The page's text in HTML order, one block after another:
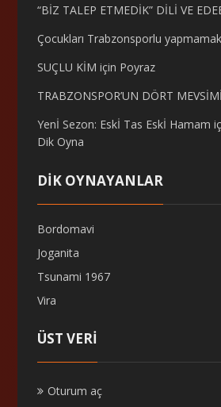
“BİZ TALEP ETMEDİK” DİLİ VE
Çocukları Trabzonsporlu
SUÇLU KİM için Poyraz
TRABZONSPOR’UN DÖRT MEVSİMİ
Yenİ Sezon: Eskİ Tas Eskİ Hamam
Dik Oyna
DİK OYNAYANLAR
Bordomavi
Joganita
Tsunami 1967
Vira
ÜST VERI
Oturum aç